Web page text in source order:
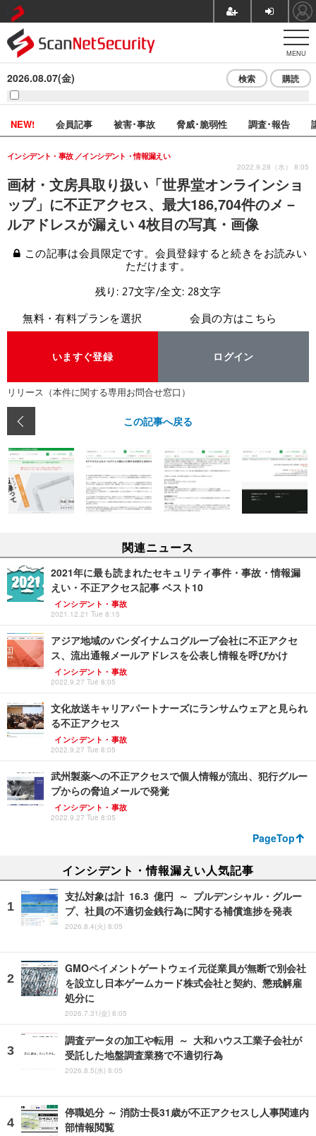
MENU
2026.08.07(金) 検索 購読
NEW! 会員記事 被害･事故 脅威･脆弱性 調査･報告
画材・文房具取り扱い「世界堂オンラインショ
ップ」に不正アクセス、最大186,704件のメ－
ルアドレスが漏えい 4枚目の写真・画像
インシデント・事故 インシデント・情報漏えい
2022.9.28（水） 8:05
この記事は会員限定です。会員登録すると続きをお読みい
ただけます。
残り: 27文字/全文: 28文字
無料・有料プランを選択
いますぐ登録
会員の方はこちら
ログイン
リリース（本件に関する専用お問合せ窓口）
この記事へ戻る
関連ニュース
2021年に最も読まれたセキュリティ事件・事故・情報漏
えい・不正アクセス記事 ベスト10
インシデント・事故
2021.12.21 Tue 8:15
アジア地域のバンダイナムコグループ会社に不正アクセ
ス、流出通報メールアドレスを公表し情報を呼びかけ
インシデント・事故
2022.9.27 Tue 8:05
文化放送キャリアパートナーズにランサムウェアと見られ
る不正アクセス
インシデント・事故
2022.9.27 Tue 8:05
武州製薬への不正アクセスで個人情報が流出、犯行グルー
プからの脅迫メールで発覚
インシデント・事故
2022.9.27 Tue 8:05
PageTop
インシデント・情報漏えい人気記事
支払対象は計 16.3 億円 ～ プルデンシャル・グルー
プ、社員の不適切金銭行為に関する補償進捗を発表
2026.8.4(火) 8:05
GMOペイメントゲートウェイ元従業員が無断で別会社
を設立し日本ゲームカード株式会社と契約、懲戒解雇
処分に
2026.7.31(金) 8:05
調査データの加工や転用 ～ 大和ハウス工業子会社が
受託した地盤調査業務で不適切行為
2026.8.5(水) 8:05
停職処分 ～ 消防士長31歳が不正アクセスし人事関連内
部情報閲覧